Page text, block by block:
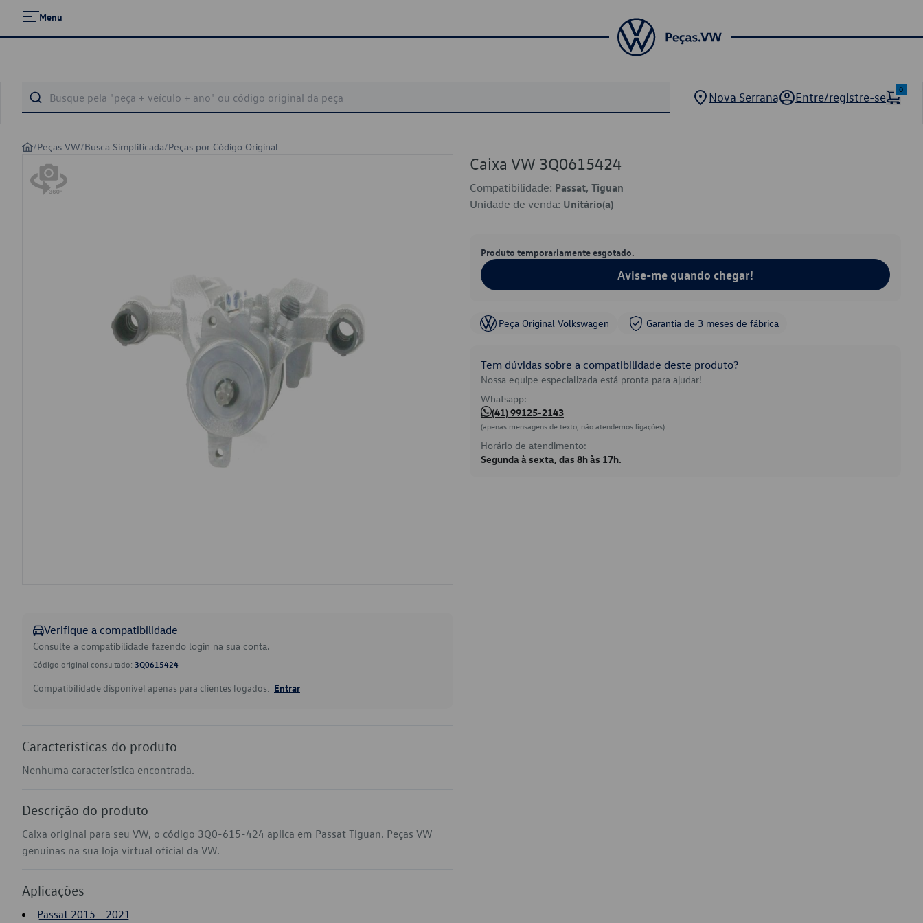
Menu
Nova Serrana Entre/registre-se
0
/Peças VW/Busca Simplificada/Peças por Código Original
Verifique a compatibilidade
Consulte a compatibilidade fazendo login na sua conta.
Código original consultado: 3Q0615424
Compatibilidade disponível apenas para clientes logados. Entrar
Características do produto
Nenhuma característica encontrada.
Descrição do produto
Caixa original para seu VW, o código 3Q0-615-424 aplica em Passat Tiguan. Peças VW
genuínas na sua loja virtual oficial da VW.
Aplicações
Passat 2015 - 2021
Caixa VW 3Q0615424
Compatibilidade: Passat, Tiguan
Unidade de venda: Unitário(a)
Produto temporariamente esgotado.
Avise-me quando chegar!
Peça Original Volkswagen Garantia de 3 meses de fábrica
Tem dúvidas sobre a compatibilidade deste produto?
Nossa equipe especializada está pronta para ajudar!
Whatsapp:
(41) 99125-2143
(apenas mensagens de texto, não atendemos ligações)
Horário de atendimento:
Segunda à sexta, das 8h às 17h.